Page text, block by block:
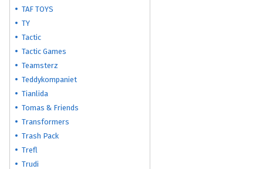
TAF TOYS
TY
Tactic
Tactic Games
Teamsterz
Teddykompaniet
Tianlida
Tomas & Friends
Transformers
Trash Pack
Trefl
Trudi